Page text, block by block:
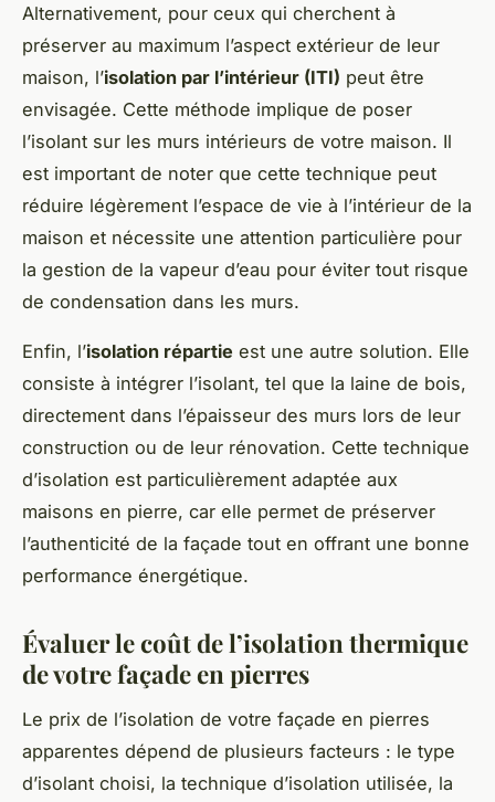
Alternativement, pour ceux qui cherchent à
préserver au maximum l’aspect extérieur de leur
maison, l’isolation par l’intérieur (ITI) peut être
envisagée. Cette méthode implique de poser
l’isolant sur les murs intérieurs de votre maison. Il
est important de noter que cette technique peut
réduire légèrement l’espace de vie à l’intérieur de la
maison et nécessite une attention particulière pour
la gestion de la vapeur d’eau pour éviter tout risque
de condensation dans les murs.
Enfin, l’isolation répartie est une autre solution. Elle
consiste à intégrer l’isolant, tel que la laine de bois,
directement dans l’épaisseur des murs lors de leur
construction ou de leur rénovation. Cette technique
d’isolation est particulièrement adaptée aux
maisons en pierre, car elle permet de préserver
l’authenticité de la façade tout en offrant une bonne
performance énergétique.
Évaluer le coût de l’isolation thermique
de votre façade en pierres
Le prix de l’isolation de votre façade en pierres
apparentes dépend de plusieurs facteurs : le type
d’isolant choisi, la technique d’isolation utilisée, la